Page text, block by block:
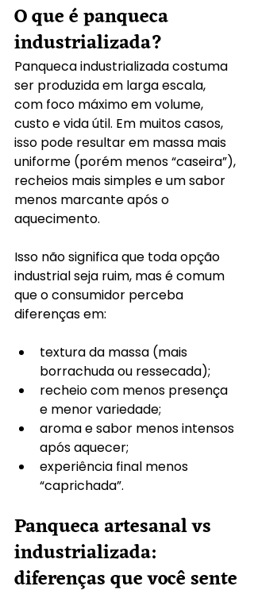
O que é panqueca
industrializada?
Panqueca industrializada costuma
ser produzida em larga escala,
com foco máximo em volume,
custo e vida útil. Em muitos casos,
isso pode resultar em massa mais
uniforme (porém menos “caseira”),
recheios mais simples e um sabor
menos marcante após o
aquecimento.
Isso não significa que toda opção
industrial seja ruim, mas é comum
que o consumidor perceba
diferenças em:
textura da massa (mais
borrachuda ou ressecada);
recheio com menos presença
e menor variedade;
aroma e sabor menos intensos
após aquecer;
experiência final menos
“caprichada”.
Panqueca artesanal vs
industrializada:
diferenças que você sente